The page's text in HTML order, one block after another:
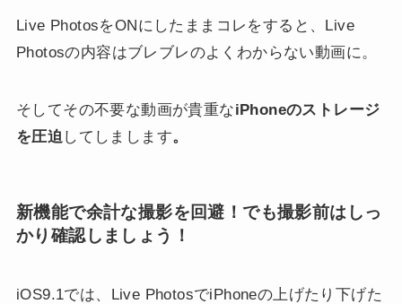
Live PhotosをONにしたままコレをすると、Live
Photosの内容はブレブレのよくわからない動画に。
そしてその不要な動画が貴重なiPhoneのストレージ
を圧迫してしまします。
新機能で余計な撮影を回避！でも撮影前はしっ
かり確認しましょう！
iOS9.1では、Live PhotosでiPhoneの上げたり下げた